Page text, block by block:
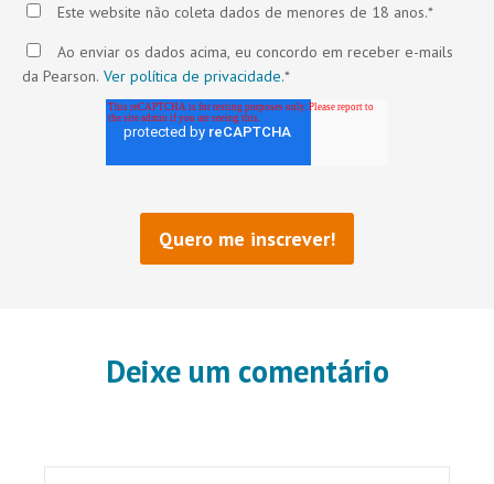
Este website não coleta dados de menores de 18 anos.*
Ao enviar os dados acima, eu concordo em receber e-mails
da Pearson. Ver política de privacidade.*
Deixe um comentário